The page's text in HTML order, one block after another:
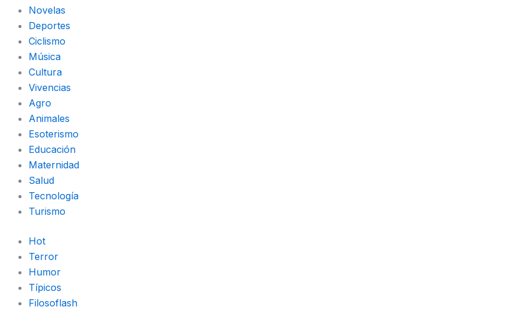
k
-
f
a
m
Novelas
Deportes
Ciclismo
Música
Cultura
Vivencias
Agro
Animales
Esoterismo
Educación
Maternidad
Salud
Tecnología
Turismo
Hot
Terror
Humor
Típicos
Filosoflash